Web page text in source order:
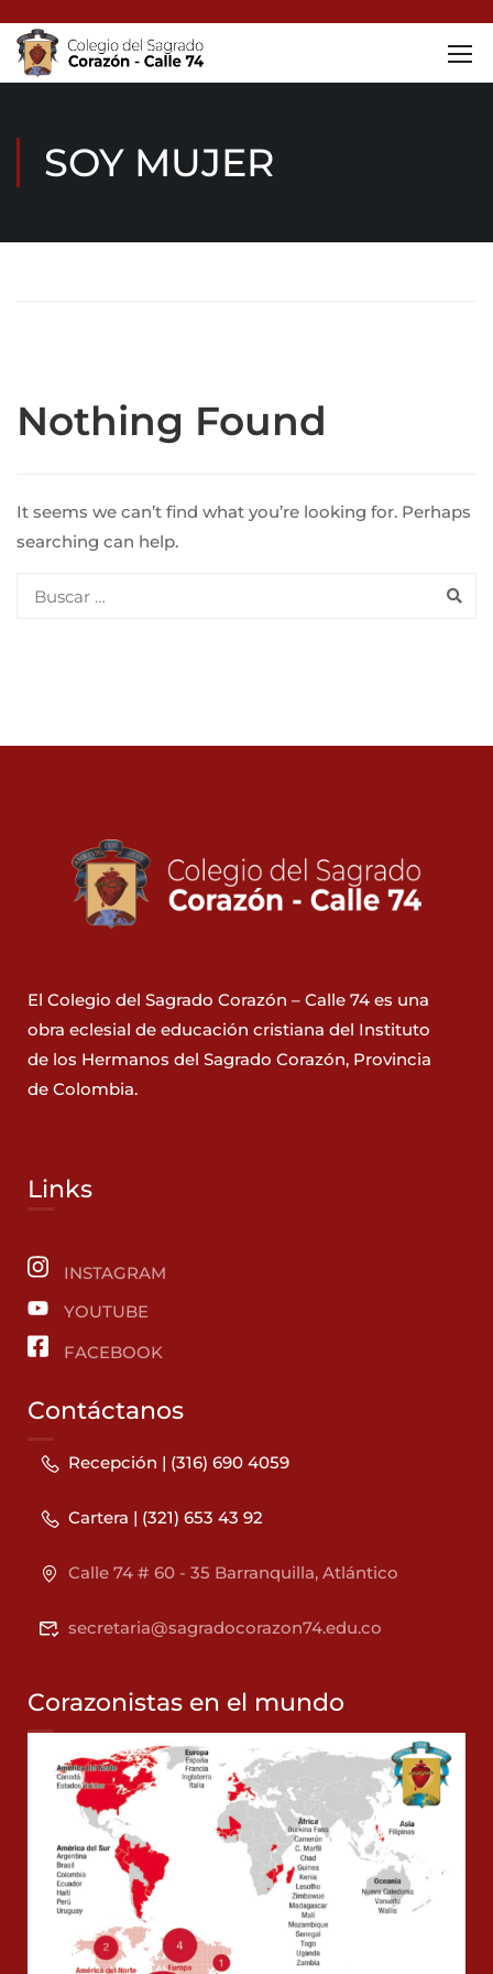
SOY MUJER
Nothing Found
It seems we can’t find what you’re looking for. Perhaps
searching can help.
El Colegio del Sagrado Corazón – Calle 74 es una
obra eclesial de educación cristiana del Instituto
de los Hermanos del Sagrado Corazón, Provincia
de Colombia.
Links
INSTAGRAM
YOUTUBE
FACEBOOK
Contáctanos
Recepción | (316) 690 4059
Cartera | (321) 653 43 92
Calle 74 # 60 - 35 Barranquilla, Atlántico
secretaria@sagradocorazon74.edu.co
Corazonistas en el mundo